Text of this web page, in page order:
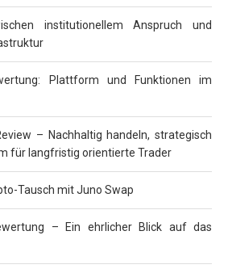
institutionellem Anspruch und
Plattform und Funktionen im
– Nachhaltig handeln, strategisch
für langfristig orientierte Trader
Tausch mit Juno Swap
– Ein ehrlicher Blick auf das